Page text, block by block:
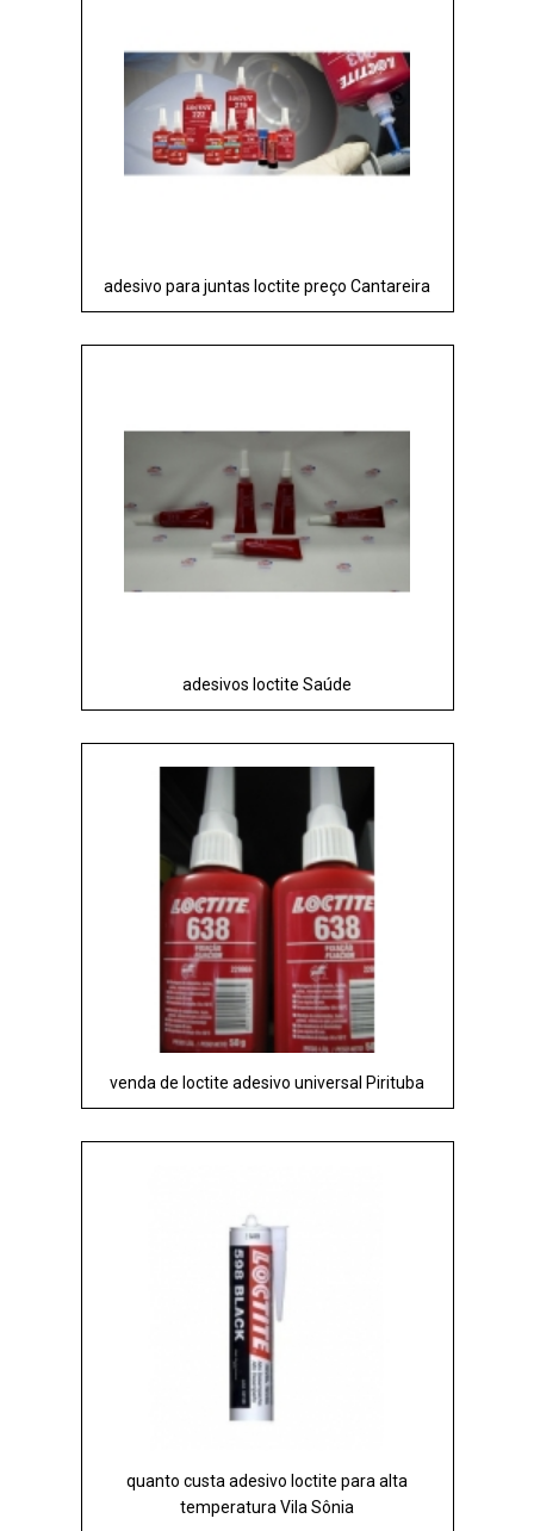
adesivo para juntas loctite preço Cantareira
adesivos loctite Saúde
venda de loctite adesivo universal Pirituba
quanto custa adesivo loctite para alta
temperatura Vila Sônia